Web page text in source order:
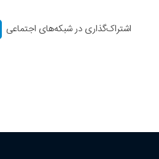
اشتراک‌گذاری در شبکه‌های اجتماعی